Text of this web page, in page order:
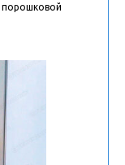
порошковой